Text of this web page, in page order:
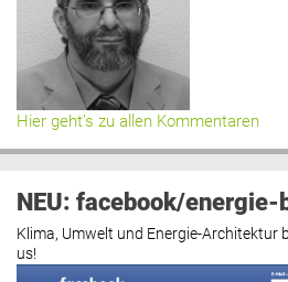
Hier geht’s zu allen Kommentaren
NEU: facebook/energie-
Klima, Umwelt und Energie-Architektur
us!